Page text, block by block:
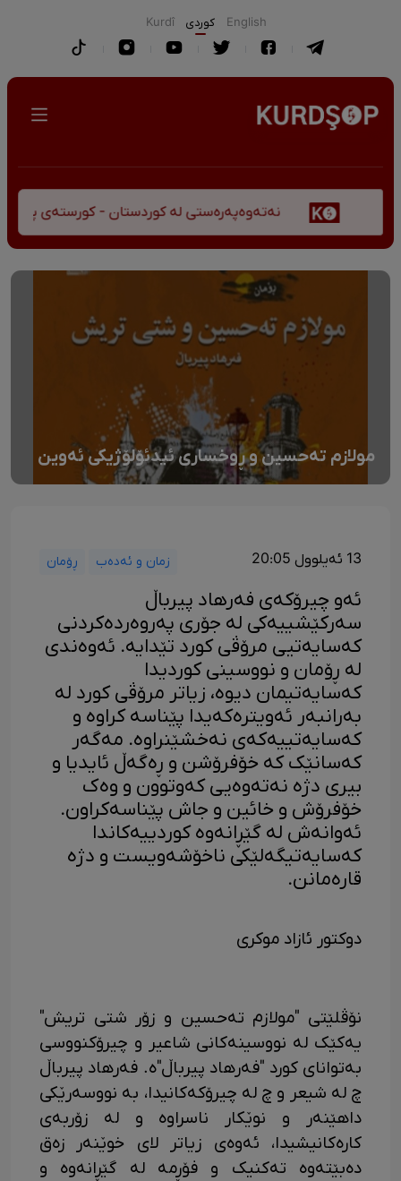
English كوردی Kurdî
نەتەوەپەرەستی لە کوردستان - کورستەی پێشڤەچوونی
مولازم تەحسین و ڕوخساری ئیدئۆلۆژیکی ئەوین
13 ئەیلوول 20:05 زمان و ئەدەب ڕۆمان
ئەو چیرۆکەی فەرهاد پیرباڵ
سەرکێشییەکی لە جۆری پەروەردەکردنی
کەسایەتیی مرۆڤی کورد تێدایە. ئەوەندی
لە ڕۆمان و نووسینی کوردیدا
کەسایەتیمان دیوە، زیاتر مرۆڤی کورد لە
بەرانبەر ئەویترەکەیدا پێناسە کراوە و
کەسایەتییەکەی نەخشێنراوە. مەگەر
کەسانێک کە خۆفرۆشن و ڕەگەڵ ئایدیا و
بیری دژە نەتەوەیی کەوتوون و وەک
خۆفرۆش و خائین و جاش پێناسەکراون.
ئەوانەش لە گێڕانەوە کوردییەکاندا
کەسایەتیگەلێکی ناخۆشەویست و دژە
قارەمانن.
دوکتور ئازاد موکری
نۆڤلێتی "مولازم تەحسین و زۆر شتی تریش"
یەکێک لە نووسینەکانی شاعیر و چیرۆکنووسی
بەتوانای کورد "فەرهاد پیرباڵ"ە. فەرهاد پیرباڵ
چ لە شیعر و چ لە چیرۆکەکانیدا، بە نووسەرێکی
داهێنەر و نوێکار ناسراوە و لە زۆربەی
کارەکانیشیدا، ئەوەی زیاتر لای خوێنەر زەق
دەبێتەوە تەکنیک و فۆڕمە لە گێڕانەوە و